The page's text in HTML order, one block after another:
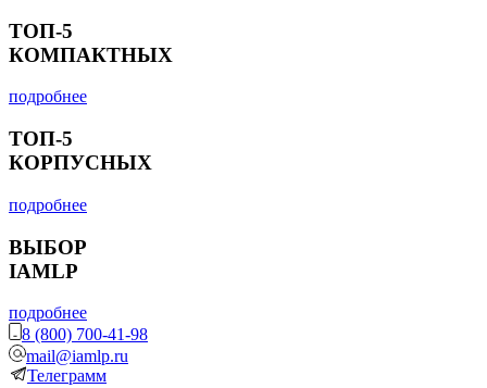
ТОП-5
КОМПАКТНЫХ
подробнее
ТОП-5
КОРПУСНЫХ
подробнее
ВЫБОР
IAMLP
подробнее
8 (800) 700-41-98
mail@iamlp.ru
Телеграмм